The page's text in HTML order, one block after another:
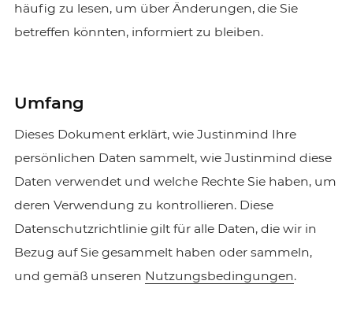
häufig zu lesen, um über Änderungen, die Sie
betreffen könnten, informiert zu bleiben.
Umfang
Dieses Dokument erklärt, wie Justinmind Ihre
persönlichen Daten sammelt, wie Justinmind diese
Daten verwendet und welche Rechte Sie haben, um
deren Verwendung zu kontrollieren. Diese
Datenschutzrichtlinie gilt für alle Daten, die wir in
Bezug auf Sie gesammelt haben oder sammeln,
und gemäß unseren Nutzungsbedingungen.